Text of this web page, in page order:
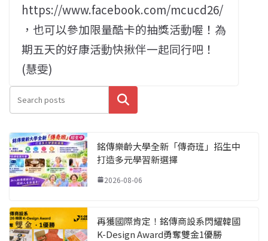
https://www.facebook.com/mcucd26/
，也可以參加限量酷卡的抽獎活動喔！為
期五天的好康活動快揪伴一起同行吧！
(慧雯)
搜尋
銘傳樂齡大學全新「傳奇班」招生中
打造多元學習新選擇
2026-08-06
再獲國際肯定！銘傳商設系閃耀韓國
K-Design Award勇奪雙金1優勝